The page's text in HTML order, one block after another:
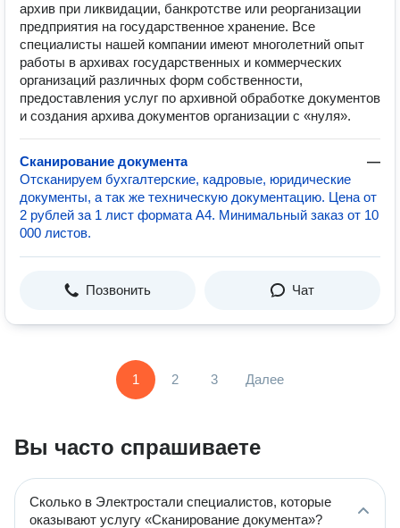
архив при ликвидации, банкротстве или реорганизации
предприятия на государственное хранение. Все
специалисты нашей компании имеют многолетний опыт
работы в архивах государственных и коммерческих
организаций различных форм собственности,
предоставления услуг по архивной обработке документов
и создания архива документов организации с «нуля».
Сканирование документа
—
Отсканируем бухгалтерские, кадровые, юридические
документы, а так же техническую документацию. Цена от
2 рублей за 1 лист формата А4. Минимальный заказ от 10
000 листов.
Позвонить Чат
1 2 3 Далее
Вы часто спрашиваете
Сколько в Электростали специалистов, которые
оказывают услугу «Сканирование документа»?